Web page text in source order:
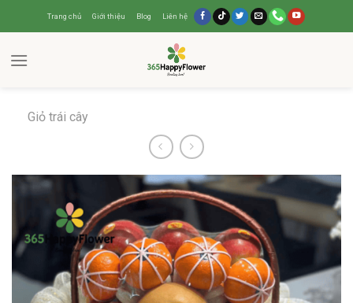
Trang chủ Giới thiệu Blog Liên hệ
Giỏ trái cây